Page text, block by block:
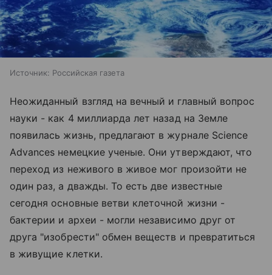
Источник: Российская газета
Неожиданный взгляд на вечный и главный вопрос
науки - как 4 миллиарда лет назад на Земле
появилась жизнь, предлагают в журнале Science
Advances немецкие ученые. Они утверждают, что
переход из неживого в живое мог произойти не
один раз, а дважды. То есть две известные
сегодня основные ветви клеточной жизни -
бактерии и археи - могли независимо друг от
друга "изобрести" обмен веществ и превратиться
в живущие клетки.